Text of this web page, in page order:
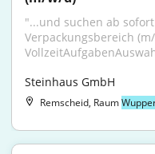
"...und suchen ab
Verpackungsbereich
Steinhaus GmbH
Remscheid, Raum